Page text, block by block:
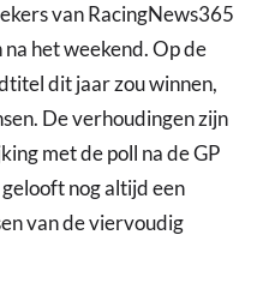
van RacingNews365
het weekend. Op de
dit jaar zou winnen,
De verhoudingen zijn
met de poll na de GP
nog altijd een
van de viervoudig